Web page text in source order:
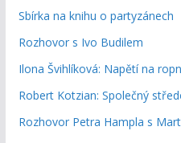
Sbírka na knihu o partyzánech
Rozhovor s Ivo Budilem
Ilona Švihlíková: Napětí na
Robert Kotzian: Společný
Rozhovor Petra Hampla s